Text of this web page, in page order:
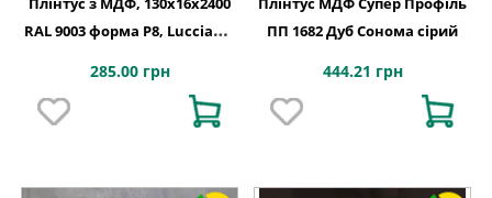
RAL 9003 форма P8, Lucciano,
285.00 грн
ПП 1682 Дуб Сонома сірий
444.21 грн